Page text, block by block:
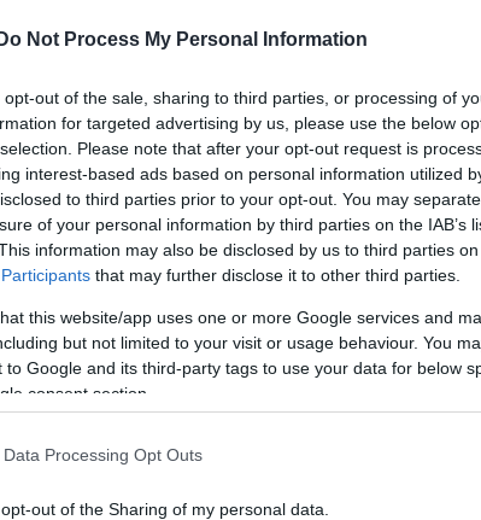
Do Not Process My Personal Information
opt-out of the sale, sharing to third parties, or processing of
for targeted advertising by us, please use the below
Please note that after your opt-out request is
interest-based ads based on personal information utilized
to third parties prior to your opt-out. You may
of your personal information by third parties on the IAB’s
information may also be disclosed by us to third parties
that may further disclose it to other third parties.
this website/app uses one or more Google services and
but not limited to your visit or usage behaviour. You
to Google and its third-party tags to use your data for below
consent section.
Data Processing Opt Outs
out of the Sharing of my personal data.